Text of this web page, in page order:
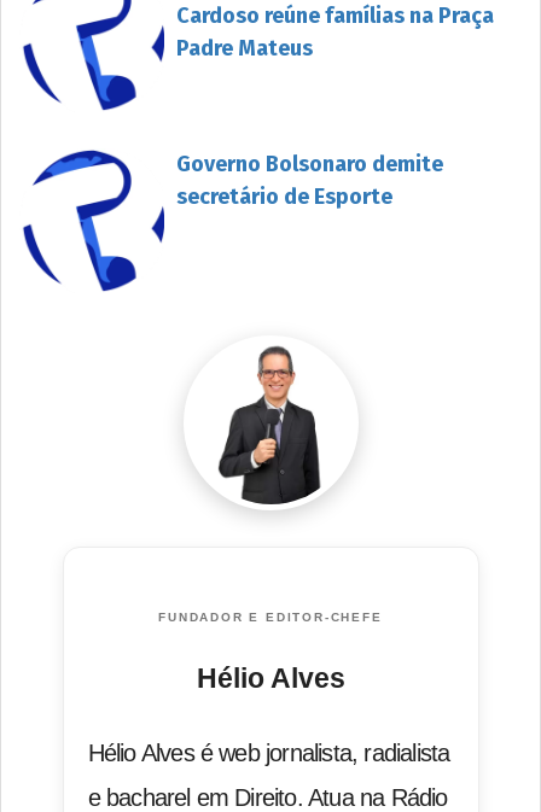
Cardoso reúne famílias na Praça
Padre Mateus
Governo Bolsonaro demite
secretário de Esporte
FUNDADOR E EDITOR-CHEFE
Hélio Alves
Hélio Alves é web jornalista, radialista
e bacharel em Direito. Atua na Rádio